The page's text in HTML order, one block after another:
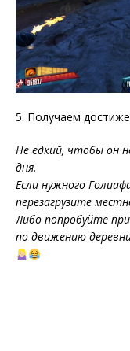
5. Получаем
Не едкий, чтобы он
дня.
Если нужного
перезагрузите
Либо попробуйте
по движению